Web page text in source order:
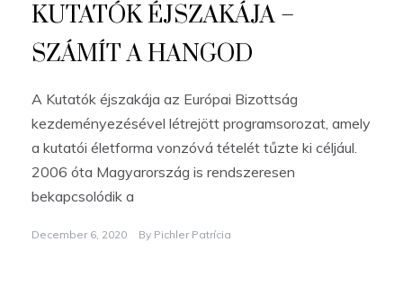
KUTATÓK ÉJSZAKÁJA –
SZÁMÍT A HANGOD
A Kutatók éjszakája az Európai Bizottság
kezdeményezésével létrejött programsorozat, amely
a kutatói életforma vonzóvá tételét tűzte ki céljául.
2006 óta Magyarország is rendszeresen
bekapcsolódik a
December 6, 2020 By Pichler Patrícia